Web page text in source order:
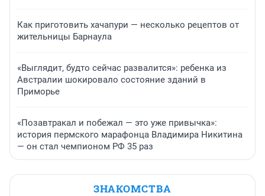
Как приготовить хачапури — несколько рецептов от
жительницы Барнаула
«Выглядит, будто сейчас развалится»: ребенка из
Австралии шокировало состояние зданий в
Приморье
«Позавтракал и побежал — это уже привычка»:
история пермского марафонца Владимира Никитина
— он стал чемпионом РФ 35 раз
ЗНАКОМСТВА